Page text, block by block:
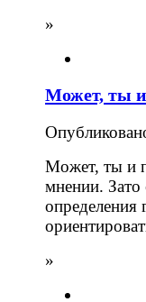
»
Может, ты и
Может, ты и
мнении. Зато
определения
»